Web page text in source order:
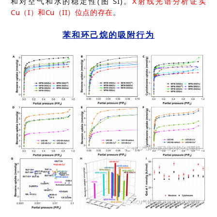
Cu（I）和Cu（II）位点的存在 。
苯和环己烷的吸附行为